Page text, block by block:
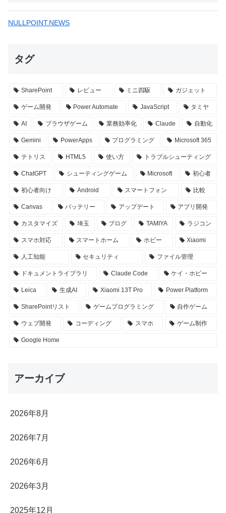
NULLPOINT.NEWS
タグ
SharePoint レビュー ミニ四駆 ガジェット
ゲーム開発 Power Automate JavaScript タミヤ
AI ブラウザゲーム 業務効率化 Claude 自動化
Gemini PowerApps プログラミング Microsoft 365
テトリス HTML5 使い方 トラブルシューティング
ChatGPT シューティングゲーム Microsoft 初心者
初心者向け Android スマートフォン 比較
Canvas バッテリー アップデート アプリ開発
カスタマイズ 埼玉 ブログ TAMIYA ラジコン
スマホ対応 スマートホーム ホビー Xiaomi
人工知能 セキュリティ ファイル管理
ドキュメントライブラリ Claude Code ケイ・ホビー
Leica 生成AI Xiaomi 13T Pro Power Platform
SharePointリスト ゲームプログラミング 自作ゲーム
ウェブ開発 コーディング スマホ ゲーム制作
Google Home
アーカイブ
2026年8月
2026年7月
2026年6月
2026年3月
2025年12月